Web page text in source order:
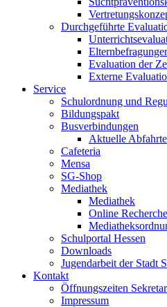
Durchgeführte
Evaluation der
Externe
Service
Schulordnung und
Bildungspakt
Busverbindungen
Aktuelle
Cafeteria
Mensa
SG-Shop
Mediathek
Mediathek
Online Recherche
Schulportal Hessen
Downloads
Jugendarbeit der Stadt
Kontakt
Öffnungszeiten
Impressum